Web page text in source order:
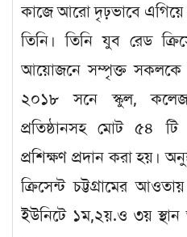
কাজে আরো দৃঢ়ভাবে এগিয়ে
তিনি। তিনি যুব রেড
আয়োজনে সম্পৃক্ত সকলকে
২০১৮ সনে স্কুল, কলেজ,
প্রতিষ্ঠানসহ মোট ৫৪
প্রশিক্ষণ প্রদান করা হয়।
ক্রিসেন্ট চট্টগ্রামের
ইউনিটে ১ম,২য়.ও ৩য় স্থান